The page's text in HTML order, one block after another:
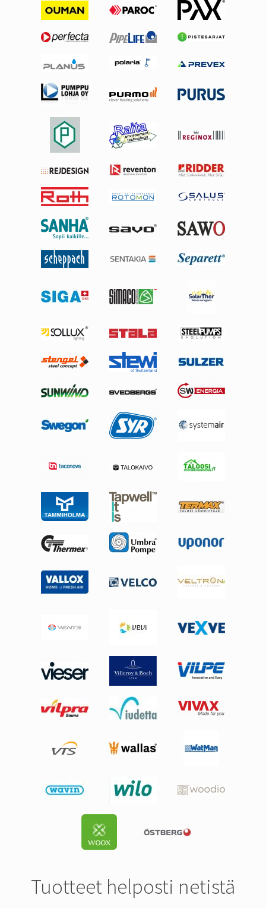
Tuotteet helposti netistä